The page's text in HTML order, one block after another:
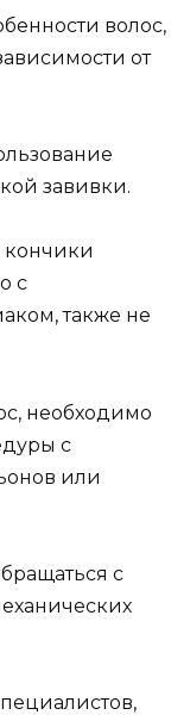
волос,
от
завивки.
кончики
с
также не
необходимо
с
или
с